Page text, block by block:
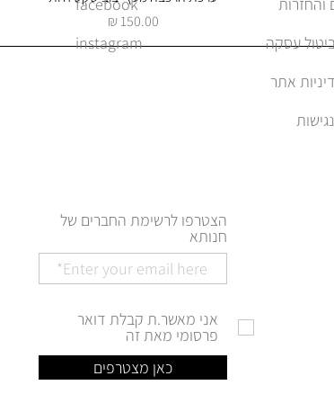
מחיר
facebook
instagram
עסקה
אתר
הצטרפו לרשימת החברים של
חנותא
אני מאשר.ת קבלת דואר
פרסומי מאת זה
כאן מצטרפים